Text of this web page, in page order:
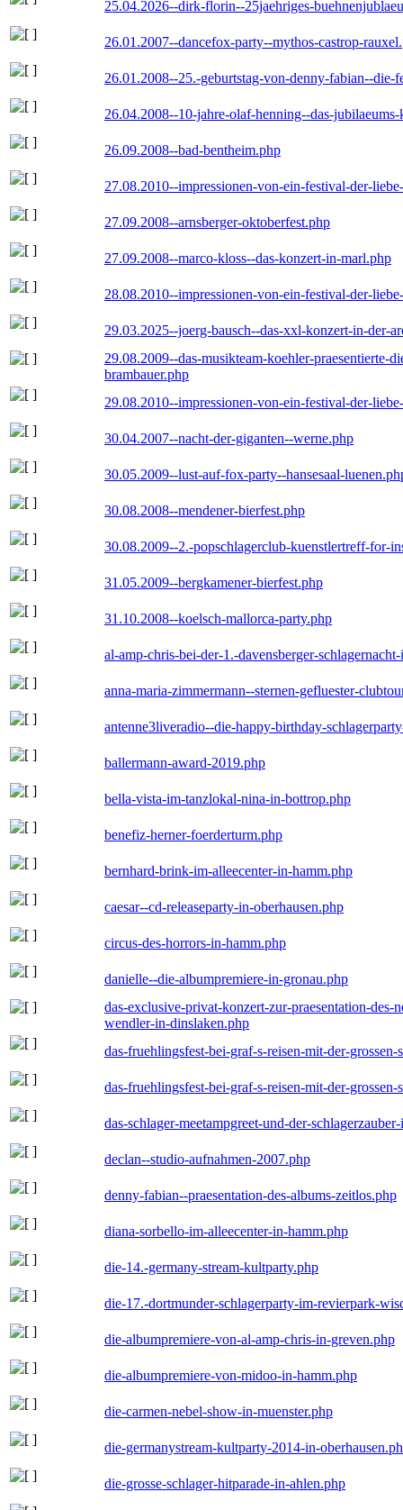
25.04.2026--dirk-florin--25jaehriges-
26.01.2007--dancefox-party--mythos-castrop-
26.01.2008--25.-geburtstag-von-denny-fabian--die-
26.04.2008--10-jahre-olaf-henning--das-
26.09.2008--bad-bentheim.php
27.08.2010--impressionen-von-ein-festival-der-
27.09.2008--arnsberger-oktoberfest.php
27.09.2008--marco-kloss--das-konzert-in-marl.php
28.08.2010--impressionen-von-ein-festival-der-
29.03.2025--joerg-bausch--das-xxl-konzert-in-der-
29.08.2009--das-musikteam-koehler-praesentierte-
brambauer.php
29.08.2010--impressionen-von-ein-festival-der-
30.04.2007--nacht-der-giganten--werne.php
30.05.2009--lust-auf-fox-party--hansesaal-
30.08.2008--mendener-bierfest.php
30.08.2009--2.-popschlagerclub-kuenstlertreff-for-
31.05.2009--bergkamener-bierfest.php
31.10.2008--koelsch-mallorca-party.php
al-amp-chris-bei-der-1.-davensberger-
anna-maria-zimmermann--sternen-gefluester-
antenne3liveradio--die-happy-birthday-
ballermann-award-2019.php
bella-vista-im-tanzlokal-nina-in-bottrop.php
benefiz-herner-foerderturm.php
bernhard-brink-im-alleecenter-in-hamm.php
caesar--cd-releaseparty-in-oberhausen.php
circus-des-horrors-in-hamm.php
danielle--die-albumpremiere-in-gronau.php
das-exclusive-privat-konzert-zur-praesentation-
wendler-in-dinslaken.php
das-fruehlingsfest-bei-graf-s-reisen-mit-der-
das-fruehlingsfest-bei-graf-s-reisen-mit-der-
das-schlager-meetampgreet-und-der-
declan--studio-aufnahmen-2007.php
denny-fabian--praesentation-des-albums-zeitlos.php
diana-sorbello-im-alleecenter-in-hamm.php
die-14.-germany-stream-kultparty.php
die-17.-dortmunder-schlagerparty-im-revierpark-
die-albumpremiere-von-al-amp-chris-in-greven.php
die-albumpremiere-von-midoo-in-hamm.php
die-carmen-nebel-show-in-muenster.php
die-germanystream-kultparty-2014-in-
die-grosse-schlager-hitparade-in-ahlen.php